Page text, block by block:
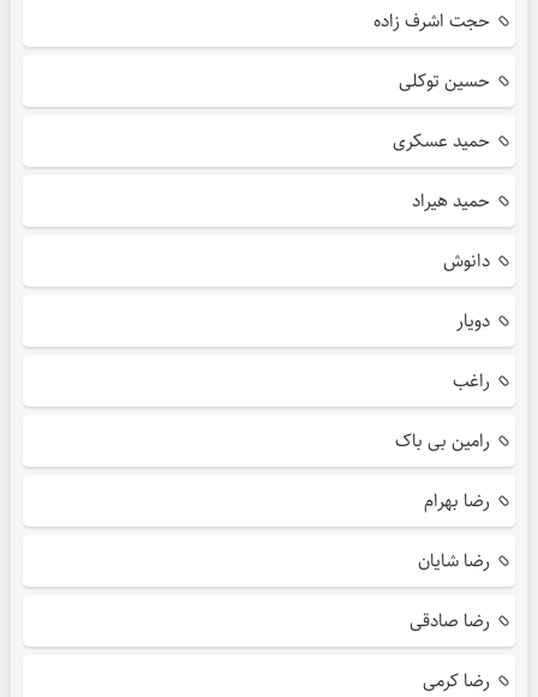
حجت اشرف زاده
حسین توکلی
حمید عسکری
حمید هیراد
دانوش
دویار
راغب
رامین بی باک
رضا بهرام
رضا شایان
رضا صادقی
رضا کرمی